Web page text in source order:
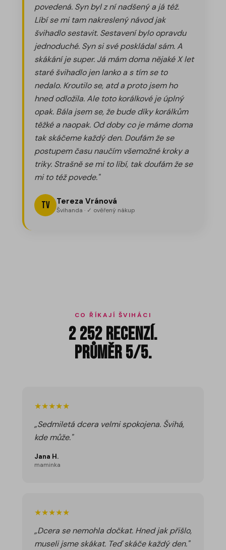
povedená. Syn byl z ní nadšený a já též.
Líbí se mi tam nakreslený návod jak
švihadlo sestavit. Sestavení bylo opravdu
jednoduché. Syn si své poskládal sám. A
skákání je super. Já mám doma nějaké X let
staré švihadlo jen lanko a s tím se to
nedalo. Kroutilo se, atd a proto jsem ho
hned odložila. Ale toto korálkové je úplný
opak. Bála jsem se, že bude díky korálkům
těžké a naopak. Od doby co je máme doma
tak skáčeme každý den. Doufám že se
postupem času naučím všemožné kroky a
triky. Strašně se mi to líbí, tak doufám že se
mi to též povede."
TV Tereza Vránová
Švihanda · ✓ ověřený nákup
CO ŘÍKAJÍ ŠVIHÁCI
2 252 recenzí.
Průměr 5/5.
★★★★★
„Sedmiletá dcera velmi spokojena. Švihá,
kde může."
Jana H.
maminka
★★★★★
„Dcera se nemohla dočkat. Hned jak přišlo,
museli jsme skákat. Teď skáče každý den."